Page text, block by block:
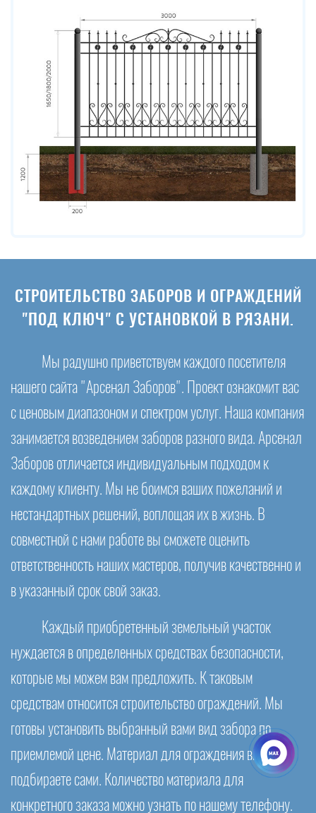
СТРОИТЕЛЬСТВО ЗАБОРОВ И ОГРАЖДЕНИЙ
"ПОД КЛЮЧ" С УСТАНОВКОЙ В РЯЗАНИ.
Мы радушно приветствуем каждого посетителя
нашего сайта "Арсенал Заборов". Проект ознакомит вас
с ценовым диапазоном и спектром услуг. Наша компания
занимается возведением заборов разного вида. Арсенал
Заборов отличается индивидуальным подходом к
каждому клиенту. Мы не боимся ваших пожеланий и
нестандартных решений, воплощая их в жизнь. В
совместной с нами работе вы сможете оценить
ответственность наших мастеров, получив качественно и
в указанный срок свой заказ.
Каждый приобретенный земельный участок
нуждается в определенных средствах безопасности,
которые мы можем вам предложить. К таковым
средствам относится строительство ограждений. Мы
готовы установить выбранный вами вид забора по
приемлемой цене. Материал для ограждения вы
подбираете сами. Количество материала для
конкретного заказа можно узнать по нашему телефону.